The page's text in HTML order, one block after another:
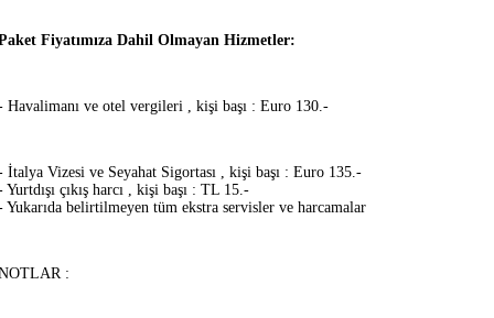
Fiyatımıza Dahil Olmayan Hizmetler:
Havalimanı ve otel vergileri , kişi başı : Euro 130.-
İtalya Vizesi ve Seyahat Sigortası , kişi başı : Euro 135.-
Yurtdışı çıkış harcı , kişi başı : TL 15.-
Yukarıda belirtilmeyen tüm ekstra servisler ve harcamalar
: